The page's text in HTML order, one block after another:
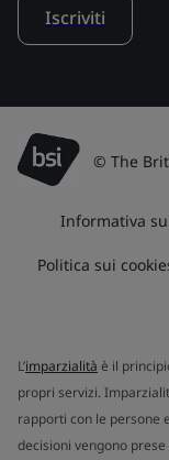
Iscriviti
© The
Informativa
Politica sui
L’imparzialità è il
propri servizi.
rapporti con le persone
decisioni vengono